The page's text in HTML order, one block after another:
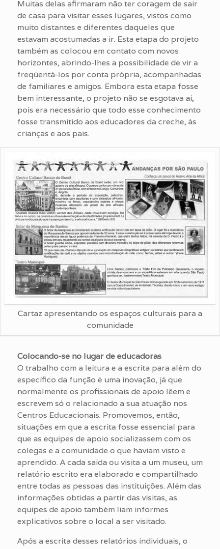
Muitas delas afirmaram não ter coragem de sair
de casa para visitar esses lugares, vistos como
muito distantes e diferentes daqueles que
estavam acostumadas a ir. Esta etapa do projeto
também as colocou em contato com novos
horizontes, abrindo-lhes a possibilidade de vir a
freqüentá-los por conta própria, acompanhadas
de familiares e amigos. Embora esta etapa fosse
bem interessante, o projeto não se esgotava aí,
pois era necessário que todo esse conhecimento
fosse transmitido aos educadores da creche, às
crianças e aos pais.
Cartaz apresentando os espaços culturais para a
comunidade
Colocando-se no lugar de educadoras
O trabalho com a leitura e a escrita para além do
específico da função é uma inovação, já que
normalmente os profissionais de apoio lêem e
escrevem só o relacionado a sua atuação nos
Centros Educacionais. Promovemos, então,
situações em que a escrita fosse essencial para
que as equipes de apoio socializassem com os
colegas e a comunidade o que haviam visto e
aprendido. A cada saída ou visita a um museu, um
relatório escrito era elaborado e compartilhado
entre todas as pessoas das instituições. Além das
informações obtidas a partir das visitas, as
equipes de apoio também liam informes
explicativos sobre o local a ser visitado.
Após a escrita desses relatórios individuais, o